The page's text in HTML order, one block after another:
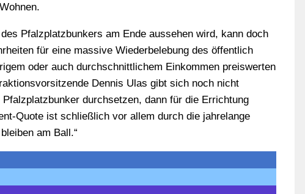
Pfalzplatzbunkers am Ende aussehen wird, kann doch
für eine massive Wiederbelebung des öffentlich
oder auch durchschnittlichem Einkommen preiswerten
Dennis Ulas gibt sich noch nicht
durchsetzen, dann für die Errichtung
Quote ist schließlich vor allem durch die jahrelange
am Ball.“